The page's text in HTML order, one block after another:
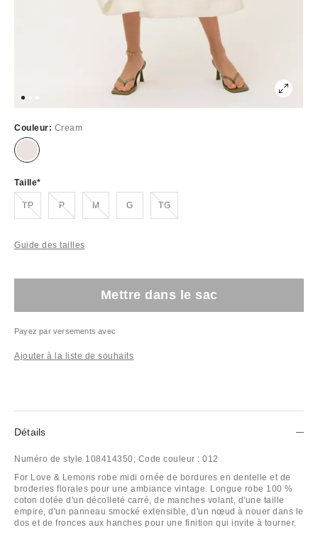
Couleur: Cream
Taille
TPÉpuisé PÉpuisé MÉpuisé G TGÉpuisé
Guide des tailles
Mettre dans le sac
Payez par versements avec
Ajouter à la liste de souhaits
Détails
Numéro de style 108414350; Code couleur : 012
For Love & Lemons robe midi ornée de bordures en dentelle et de
broderies florales pour une ambiance vintage. Longue robe 100 %
coton dotée d'un décolleté carré, de manches volant, d'une taille
empire, d'un panneau smocké extensible, d'un nœud à nouer dans le
dos et de fronces aux hanches pour une finition qui invite à tourner.